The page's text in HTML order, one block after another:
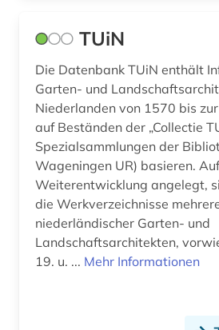
supplies (1)
chemie (6)
chemieunterricht (1)
chemischer apparatebau (1)
china (9)
chirurgie (4)
chorgesang (1)
TUiN
Die Datenbank TUiN enthält Informationen zur
Garten- und
Niederlanden von 1570 bis
auf Beständen der „Collectie TUiN“ (eine der
Spezialsammlungen der
Wageningen UR) basieren. Auf
Weiterentwicklung angelegt,
die Werkverzeichnisse
niederländischer Garten- und
Landschaftsarchitekten,
19. u. ... Mehr Informationen